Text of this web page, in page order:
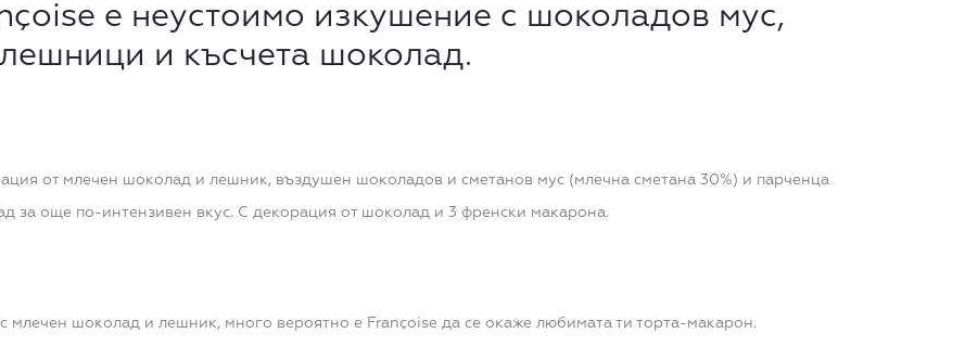
е неустоимо изкушение с шоколадов мус,
лешници и късчета шоколад.
от млечен шоколад и лешник, въздушен шоколадов и сметанов мус (млечна сметана 30%) и парченца
за още по-интензивен вкус. С декорация от шоколад и 3 френски макарона.
млечен шоколад и лешник, много вероятно е Françoisе да се окаже любимата ти торта-макарон.